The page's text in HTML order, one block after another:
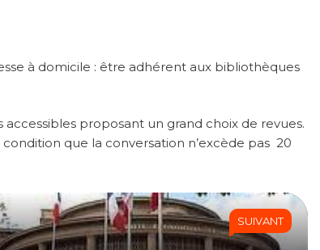
à domicile : être adhérent aux bibliothèques
proposant un grand choix de revues.
que la conversation n’excède pas 20
SUIVANT